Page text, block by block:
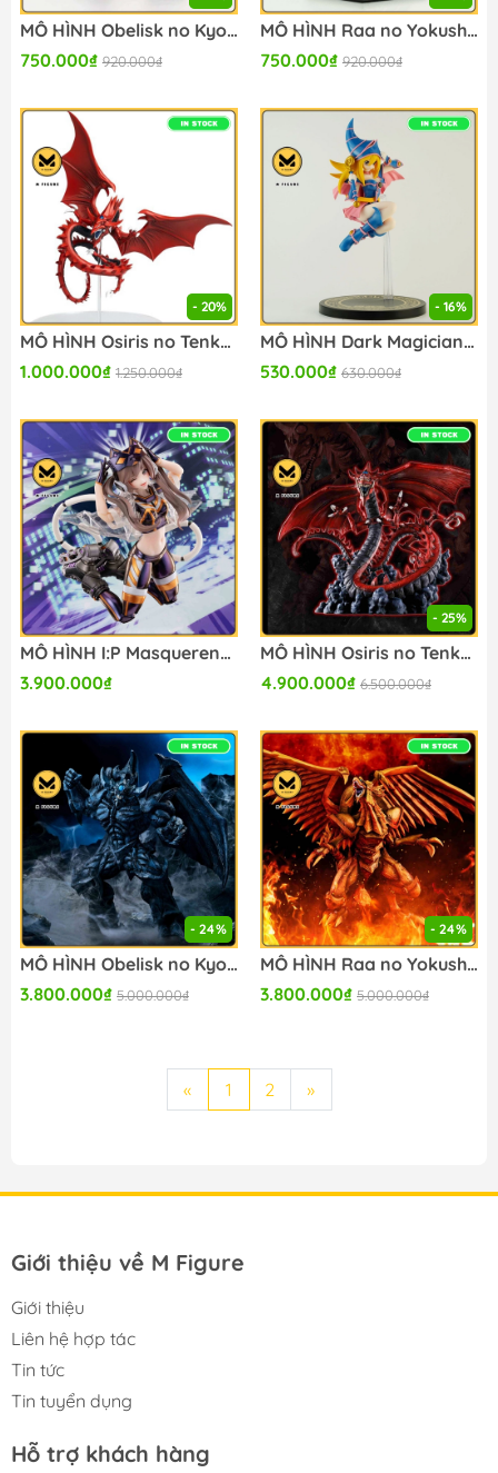
MÔ HÌNH Obelisk no Kyoshinhei - Yu-Gi-Oh! Duel Monsters - Konami Prize Collection - Monsters LEGION (Konami Amusement) FIGURE CHÍNH HÃNG
750.000₫ 920.000₫
MÔ HÌNH Raa no Yokushinryuu - Yu-Gi-Oh! Duel Monsters - Konami Prize Collection - Monsters LEGION (Konami Amusement) FIGURE CHÍNH HÃNG
750.000₫ 920.000₫
- 20%
MÔ HÌNH Osiris no Tenkuuryuu - Yu-Gi-Oh! Duel Monsters - Konami Prize Collection - Monsters LEGION (Konami Amusement) FIGURE CHÍNH HÃNG
1.000.000₫ 1.250.000₫
- 16%
MÔ HÌNH Dark Magician Girl - Yu-Gi-Oh! Official Card Game - Equal Arts - Konami Prize Collection (Konami Amusement) FIGURE CHÍNH HÃNG
530.000₫ 630.000₫
MÔ HÌNH I:P Masquerena - Yu-Gi-Oh! Official Card Game - Monster Figure Collection - 1/12 - Ver. 1 (AmiAmi, Snail Shell) FIGURE CHÍNH HÃNG
3.900.000₫
- 25%
MÔ HÌNH Osiris no Tenkuuryuu - Yu-Gi-Oh! Duel Monsters - Ichiban Kuji - Ichiban Kuji Yu-Gi-Oh! Series Vol. 4 Sangenshin Kengen (C Prize) - Soul Gorgeous Statue (Bandai Spirits) FIGURE CHÍNH HÃNG
4.900.000₫ 6.500.000₫
- 24%
MÔ HÌNH Obelisk no Kyoshinhei - Yu-Gi-Oh! Duel Monsters - Ichiban Kuji - Ichiban Kuji Yu-Gi-Oh! Series Vol. 4 Sangenshin Kengen (B Prize) - Soul Gorgeous Statue (Bandai Spirits) FIGURE CHÍNH HÃNG
3.800.000₫ 5.000.000₫
- 24%
MÔ HÌNH Raa no Yokushinryuu - Yu-Gi-Oh! Duel Monsters - Ichiban Kuji - Ichiban Kuji Yu-Gi-Oh! Series Vol. 4 Sangenshin Kengen (A Prize) - Soul Gorgeous Statue (Bandai Spirits) FIGURE CHÍNH HÃNG
3.800.000₫ 5.000.000₫
« 1 2 »
Giới thiệu về M Figure
Giới thiệu
Liên hệ hợp tác
Tin tức
Tin tuyển dụng
Hỗ trợ khách hàng